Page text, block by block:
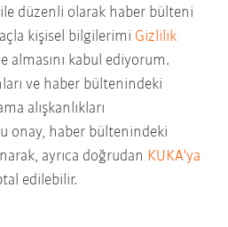
düzenli olarak haber bülteni
kişisel bilgilerimi Gizlilik
almasını kabul ediyorum.
ve haber bültenindeki
alışkanlıkları
onay, haber bültenindeki
ayrıca doğrudan KUKA'ya
edilebilir.